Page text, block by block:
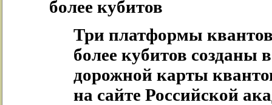
более кубитов
Три платформы
более кубитов созданы
дорожной карты
на сайте Российской